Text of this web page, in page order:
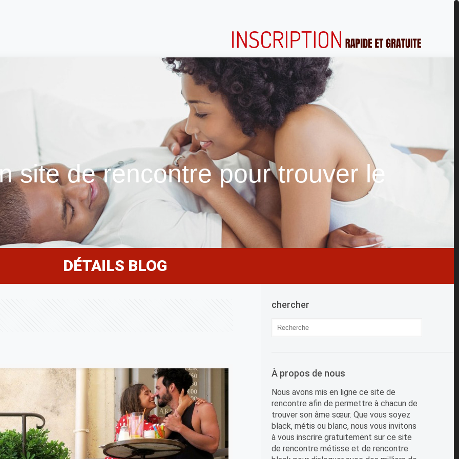
site de rencontre pour trouver le
DÉTAILS BLOG
chercher
À propos de nous
Nous avons mis en ligne ce site de
rencontre afin de permettre à chacun de
trouver son âme sœur. Que vous soyez
black, métis ou blanc, nous vous invitons
à vous inscrire gratuitement sur ce site
de rencontre métisse et de rencontre